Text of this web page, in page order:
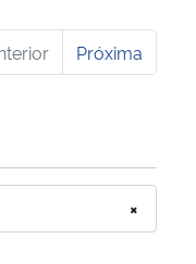
Próxima
×